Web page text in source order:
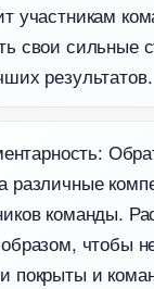
участникам
свои сильные
результатов.
команды.
чтобы
покрыты и